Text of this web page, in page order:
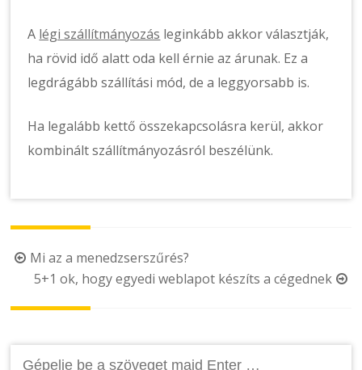
A légi szállítmányozás leginkább akkor választják,
ha rövid idő alatt oda kell érnie az árunak. Ez a
legdrágább szállítási mód, de a leggyorsabb is.
Ha legalább kettő összekapcsolásra kerül, akkor
kombinált szállítmányozásról beszélünk.
Post
navigation
Mi az a menedzserszűrés?
5+1 ok, hogy egyedi weblapot készíts a cégednek